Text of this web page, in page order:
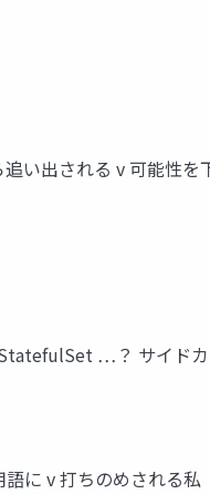
い出される v 可能性
…？ サイドカ
に v 打ちのめされる私